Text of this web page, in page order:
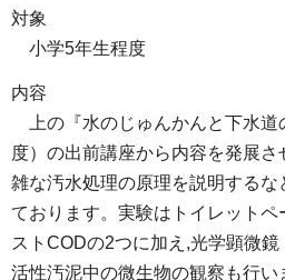
対象
小学5年生程度
内容
上の『水のじゅんかんと下水
度）の出前講座から内容を発展
雑な汚水処理の原理を説明するな
ております。実験はトイレット
ストCODの2つに加え,光学顕微
活性汚泥中の微生物の観察も行い